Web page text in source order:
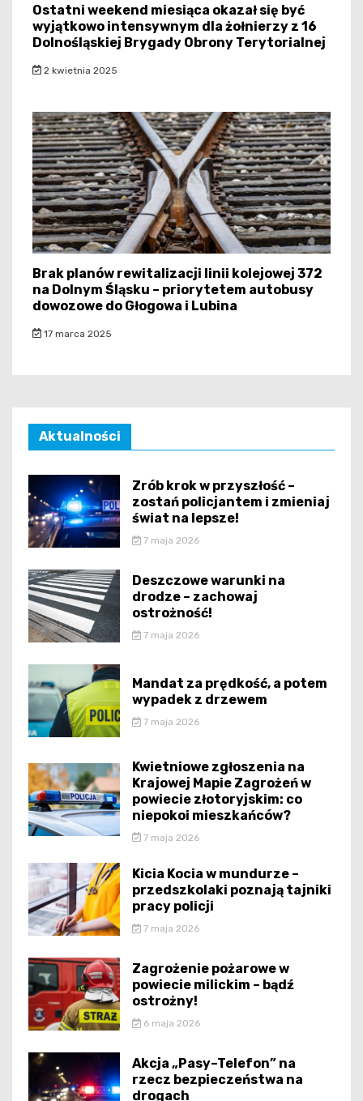
Ostatni weekend miesiąca okazał się być
wyjątkowo intensywnym dla żołnierzy z 16
Dolnośląskiej Brygady Obrony Terytorialnej
2 kwietnia 2025
Brak planów rewitalizacji linii kolejowej 372
na Dolnym Śląsku – priorytetem autobusy
dowozowe do Głogowa i Lubina
17 marca 2025
Aktualności
Zrób krok w przyszłość –
zostań policjantem i zmieniaj
świat na lepsze!
7 maja 2026
Deszczowe warunki na
drodze – zachowaj
ostrożność!
7 maja 2026
Mandat za prędkość, a potem
wypadek z drzewem
7 maja 2026
Kwietniowe zgłoszenia na
Krajowej Mapie Zagrożeń w
powiecie złotoryjskim: co
niepokoi mieszkańców?
7 maja 2026
Kicia Kocia w mundurze –
przedszkolaki poznają tajniki
pracy policji
7 maja 2026
Zagrożenie pożarowe w
powiecie milickim – bądź
ostrożny!
6 maja 2026
Akcja „Pasy–Telefon” na
rzecz bezpieczeństwa na
drogach